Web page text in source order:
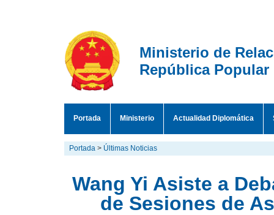
Ministerio de
República Popular
Portada Ministerio Actualidad Diplomática
Portada > Últimas Noticias
Wang Yi Asiste a
de Sesiones de